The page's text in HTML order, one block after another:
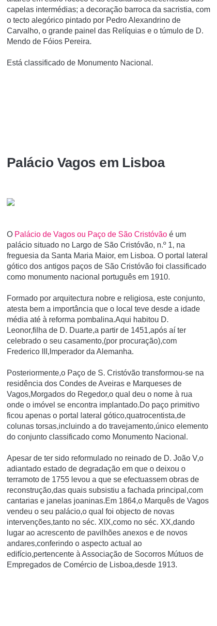
capelas intermédias; a decoração barroca da sacristia, com
o tecto alegórico pintado por Pedro Alexandrino de
Carvalho, o grande painel das Relí­quias e o túmulo de D.
Mendo de Fóios Pereira.
Está classificado de Monumento Nacional.
Palácio Vagos em Lisboa
O Palácio de Vagos ou Paço de São Cristóvão é um
palácio situado no Largo de São Cristóvão, n.º 1, na
freguesia da Santa Maria Maior, em Lisboa. O portal lateral
gótico dos antigos paços de São Cristóvão foi classificado
como monumento nacional português em 1910.
Formado por arquitectura nobre e religiosa, este conjunto,
atesta bem a importância que o local teve desde a idade
média até à reforma pombalina.Aqui habitou D.
Leonor,filha de D. Duarte,a partir de 1451,após aí ter
celebrado o seu casamento,(por procuração),com
Frederico III,Imperador da Alemanha.
Posteriormente,o Paço de S. Cristóvão transformou-se na
residência dos Condes de Aveiras e Marqueses de
Vagos,Morgados do Regedor,o qual deu o nome à rua
onde o imóvel se encontra implantado.Do paço primitivo
ficou apenas o portal lateral gótico,quatrocentista,de
colunas torsas,incluindo a do travejamento,único elemento
do conjunto classificado como Monumento Nacional.
Apesar de ter sido reformulado no reinado de D. João V,o
adiantado estado de degradação em que o deixou o
terramoto de 1755 levou a que se efectuassem obras de
reconstrução,das quais subsistiu a fachada principal,com
cantarias e janelas joaninas.Em 1864,o Marquês de Vagos
vendeu o seu palácio,o qual foi objecto de novas
intervenções,tanto no séc. XIX,como no séc. XX,dando
lugar ao acrescento de pavilhões anexos e de novos
andares,conferindo o aspecto actual ao
edifício,pertencente à Associação de Socorros Mútuos de
Empregados de Comércio de Lisboa,desde 1913.